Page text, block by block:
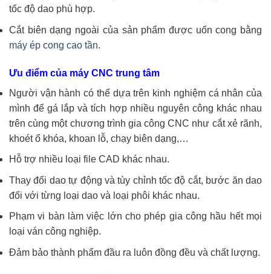
tốc độ dao phù hợp.
Cắt biên dạng ngoài của sản phẩm được uốn cong bằng
máy ép cong cao tần.
Ưu điểm của máy CNC trung tâm
Người vận hành có thể dựa trên kinh nghiệm cá nhân của
mình để gá lắp và tích hợp nhiều nguyên công khác nhau
trên cùng một chương trình gia công CNC như cắt xẻ rãnh,
khoét ổ khóa, khoan lỗ, chạy biên dạng,…
Hỗ trợ nhiều loại file CAD khác nhau.
Thay đổi dao tự động và tùy chỉnh tốc độ cắt, bước ăn dao
đối với từng loại dao và loại phôi khác nhau.
Phạm vi bàn làm việc lớn cho phép gia công hầu hết mọi
loại ván công nghiệp.
Đảm bảo thành phẩm đầu ra luôn đồng đều và chất lượng.